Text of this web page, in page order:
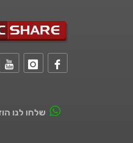
שלחו לנו